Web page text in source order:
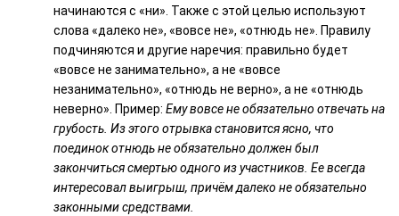
начинаются с «ни». Также с этой целью используют
слова «далеко не», «вовсе не», «отнюдь не». Правилу
подчиняются и другие наречия: правильно будет
«вовсе не занимательно», а не «вовсе
незанимательно», «отнюдь не верно», а не «отнюдь
неверно». Пример: Ему вовсе не обязательно отвечать на
грубость. Из этого отрывка становится ясно, что
поединок отнюдь не обязательно должен был
закончиться смертью одного из участников. Ее всегда
интересовал выигрыш, причём далеко не обязательно
законными средствами.